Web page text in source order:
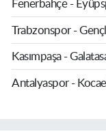
Fenerbahçe -
Trabzonspor -
Kasımpaşa -
Antalyaspor -